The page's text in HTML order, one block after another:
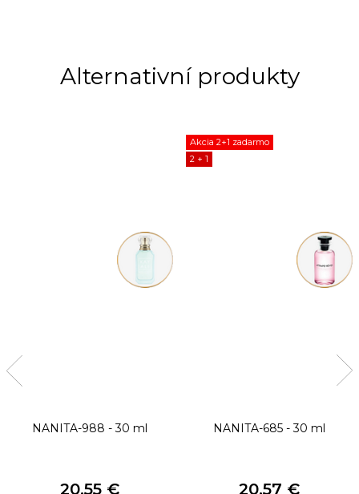
NANITA-988 - 30 ml
20,55 €
Akcia 2+1 zadarmo
2 + 1
NANITA-685 - 30 ml
20,57 €